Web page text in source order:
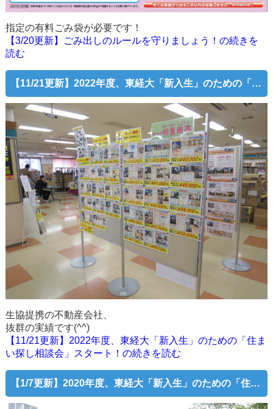
指定の有料ごみ袋が必要です！
【3/20更新】ごみ出しのルールを守りましょう！の続きを
読む
【11/21更新】2022年度、東経大「新入生」のための「住まい探し相談会」スタート！
生協提携の不動産会社、
抜群の実績です(^^)
【11/21更新】2022年度、東経大「新入生」のための「住ま
い探し相談会」スタート！の続きを読む
【1/7更新】2020年度、東経大「新入生」のための「住まい探し相談会」スタート！